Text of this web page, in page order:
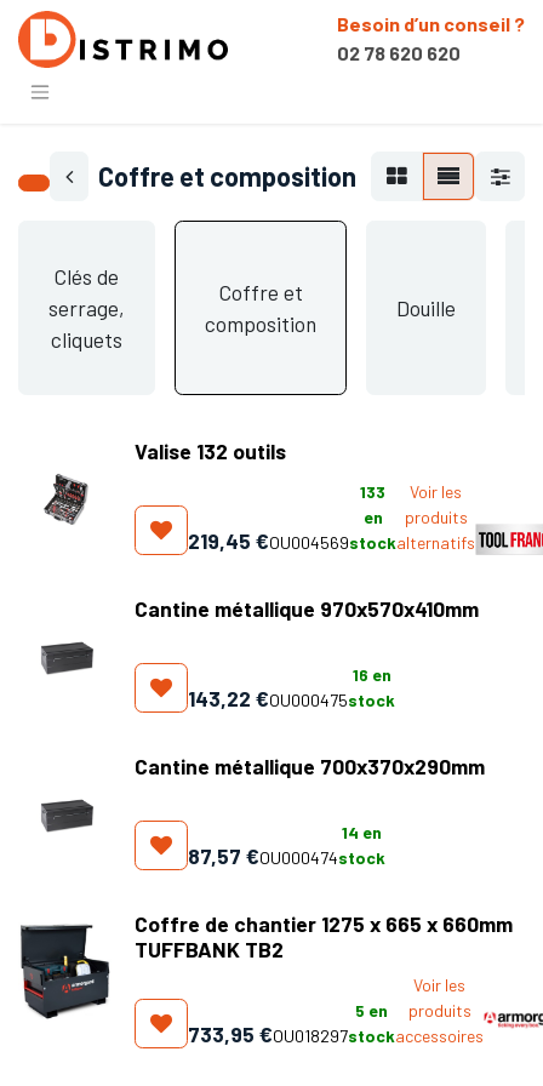
Besoin d’un conseil ?
02 78 620 620
Coffre et composition
Clés de
serrage,
cliquets
Coffre et
composition
Douille
Valise 132 outils
219,45 €OU004569
133
en
stock
Voir les
produits
alternatifs
Cantine métallique 970x570x410mm
143,22 €OU000475
16 en
stock
Cantine métallique 700x370x290mm
87,57 €OU000474
14 en
stock
Coffre de chantier 1275 x 665 x 660mm
TUFFBANK TB2
733,95 €OU018297
5 en
stock
Voir les
produits
accessoires